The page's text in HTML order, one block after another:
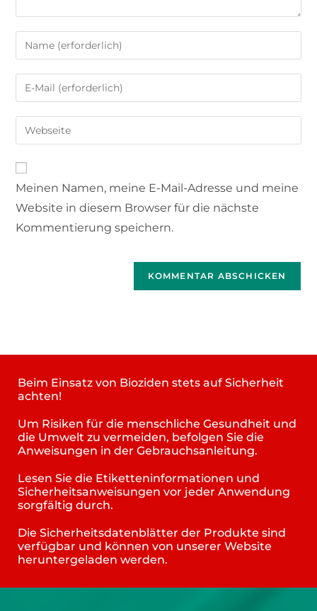
Meinen Namen, meine E-Mail-Adresse und meine
Website in diesem Browser für die nächste
Kommentierung speichern.
Beim Einsatz von Bioziden stets auf Sicherheit
achten!
Um Risiken für die menschliche Gesundheit und
die Umwelt zu vermeiden, befolgen Sie die
Anweisungen in der Gebrauchsanleitung.
Lesen Sie die Etiketteninformationen und
Sicherheitsanweisungen vor jeder Anwendung
sorgfältig durch.
Die Sicherheitsdatenblätter der Produkte sind
verfügbar und können von unserer Website
heruntergeladen werden.